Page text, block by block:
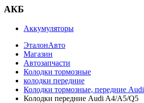
АКБ
Аккумуляторы
ЭталонАвто
Магазин
Автозапчасти
Колодки тормозные
колодки передние
Колодки тормозные, передние Audi
Колодки передние Audi A4/A5/Q5